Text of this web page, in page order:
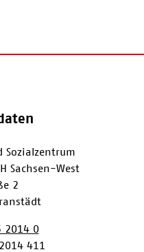
Sozialzentrum
Sachsen-West
2
2014 0
411